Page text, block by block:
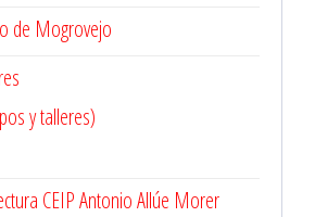
de Mogrovejo
y talleres)
CEIP Antonio Allúe Morer